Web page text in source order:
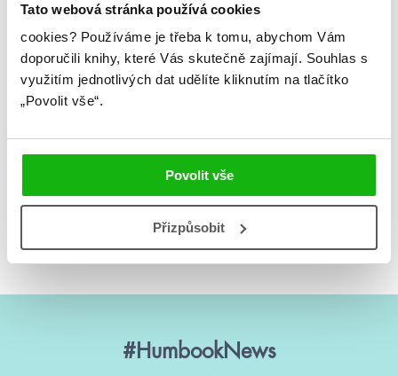
Tato webová stránka používá cookies
cookies? Používáme je třeba k tomu, abychom Vám
doporučili knihy, které Vás skutečně zajímají. Souhlas s
využitím jednotlivých dat udělíte kliknutím na tlačítko
„Povolit vše“.
Povolit vše
Přizpůsobit
#HumbookNews